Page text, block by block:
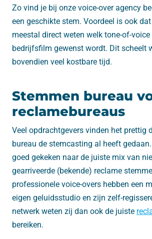
Zo vind je bij onze voice-over agency
een geschikte stem. Voordeel is ook
meestal direct weten welk tone-of-
bedrijfsfilm gewenst wordt. Dit scheelt
bovendien veel kostbare tijd.
Stemmen bureau
reclamebureaus
Veel opdrachtgevers vinden het prettig
bureau de stemcasting al heeft
goed gekeken naar de juiste mix van
gearriveerde (bekende) reclame
professionele voice-overs hebben een
eigen geluidsstudio en zijn zelf-
netwerk weten zij dan ook de juiste
bereiken.